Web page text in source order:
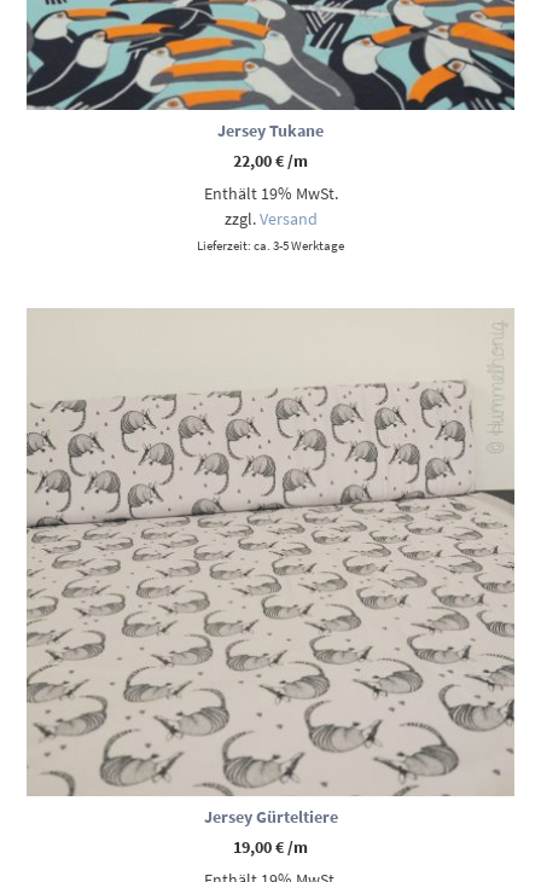
Jersey Tukane
22,00€/m
Enthält 19% MwSt.
zzgl.Versand
Lieferzeit: ca. 3-5 Werktage
Jersey Gürteltiere
19,00€ /m